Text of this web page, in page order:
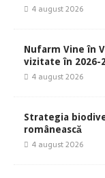
4 august 2026
Nufarm Vine în
vizitate în 2026-
4 august 2026
Strategia
românească
4 august 2026